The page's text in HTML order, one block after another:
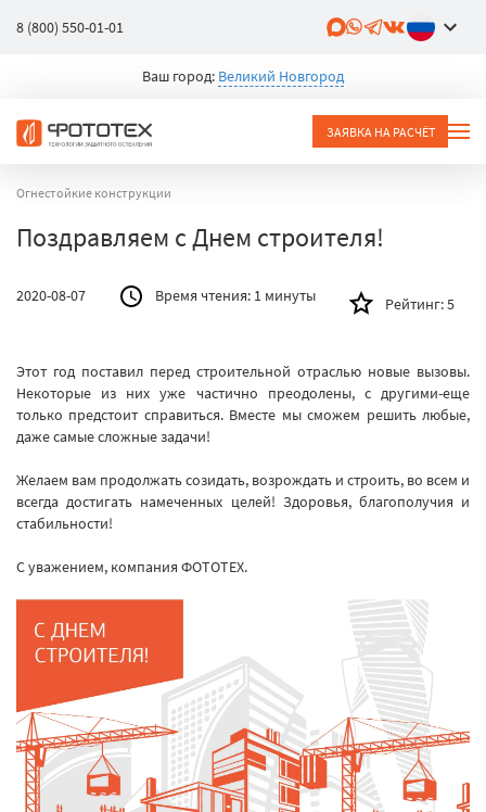
8 (800) 550-01-01
Ваш город: Великий Новгород
ЗАЯВКА НА РАСЧЁТ
Огнестойкие конструкции
Поздравляем с Днем строителя!
2020-08-07 Время чтения: 1 минуты Рейтинг:5
Этот год поставил перед строительной отраслью новые вызовы.
Некоторые из них уже частично преодолены, с другими-еще
только предстоит справиться. Вместе мы сможем решить любые,
даже самые сложные задачи!
Желаем вам продолжать созидать, возрождать и строить, во всем и
всегда достигать намеченных целей! Здоровья, благополучия и
стабильности!
С уважением, компания ФОТОТЕХ.